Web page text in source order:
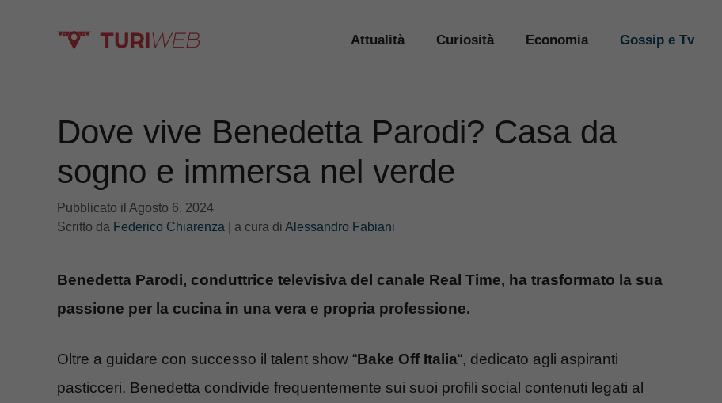
Attualità Curiosità Economia Gossip e Tv
Dove vive Benedetta Parodi? Casa da
sogno e immersa nel verde
Pubblicato il Agosto 6, 2024
Scritto da Federico Chiarenza | a cura di Alessandro Fabiani
Benedetta Parodi, conduttrice televisiva del canale Real Time, ha trasformato la sua
passione per la cucina in una vera e propria professione.
Oltre a guidare con successo il talent show “Bake Off Italia“, dedicato agli aspiranti
pasticceri, Benedetta condivide frequentemente sui suoi profili social contenuti legati al